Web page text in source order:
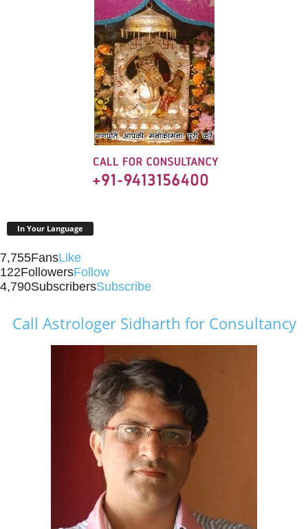
In Your Language
7,755FansLike
122FollowersFollow
4,790SubscribersSubscribe
Call Astrologer Sidharth for Consultancy